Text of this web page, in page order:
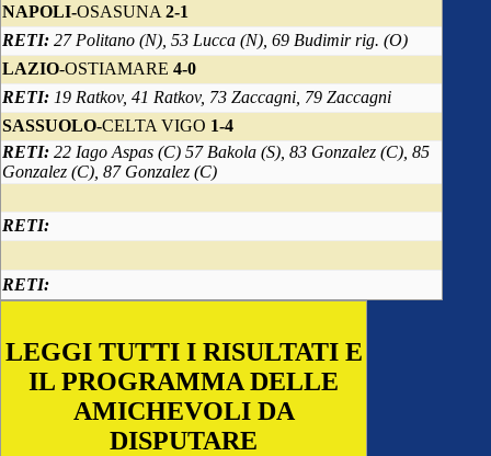
NAPOLI-OSASUNA 2-1
RETI: 27 Politano (N), 53 Lucca (N), 69 Budimir rig. (O)
LAZIO-OSTIAMARE 4-0
RETI: 19 Ratkov, 41 Ratkov, 73 Zaccagni, 79 Zaccagni
SASSUOLO-CELTA VIGO 1-4
RETI: 22 Iago Aspas (C) 57 Bakola (S), 83 Gonzalez (C), 85
Gonzalez (C), 87 Gonzalez (C)
RETI:
RETI:
LEGGI TUTTI I RISULTATI E
IL PROGRAMMA DELLE
AMICHEVOLI DA
DISPUTARE